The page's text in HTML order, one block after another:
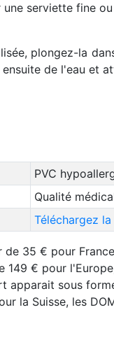
une serviette fine
plongez-la
de l'eau et
PVC
Qualité
Téléchargez
35 € pour
€ pour
apparait sous
la Suisse, les